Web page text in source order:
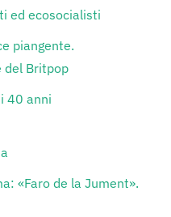
ed ecosocialisti
piangente.
del Britpop
40 anni
«Faro de la Jument».